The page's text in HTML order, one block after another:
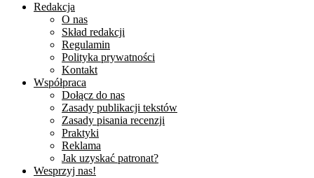
Redakcja
O nas
Skład redakcji
Regulamin
Polityka prywatności
Kontakt
Współpraca
Dołącz do nas
Zasady publikacji tekstów
Zasady pisania recenzji
Praktyki
Reklama
Jak uzyskać patronat?
Wesprzyj nas!